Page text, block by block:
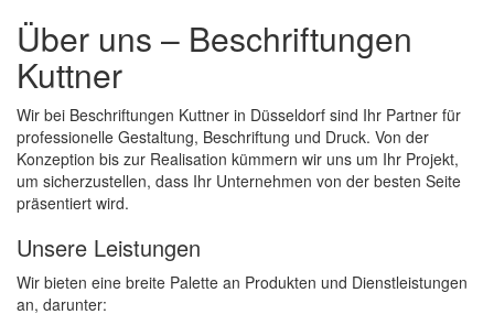
Über uns – Beschriftungen
Kuttner
Wir bei Beschriftungen Kuttner in Düsseldorf sind Ihr Partner für
professionelle Gestaltung, Beschriftung und Druck. Von der
Konzeption bis zur Realisation kümmern wir uns um Ihr Projekt,
um sicherzustellen, dass Ihr Unternehmen von der besten Seite
präsentiert wird.
Unsere Leistungen
Wir bieten eine breite Palette an Produkten und Dienstleistungen
an, darunter: